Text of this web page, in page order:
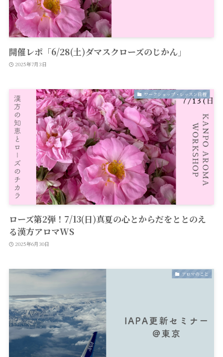
開催レポ「6/28(土)ダマスクローズのじかん」
2025年7月3日
ワークショップ・レッスン日程
ローズ第2弾！7/13(日)真夏の心とからだをととのえ
る漢方アロマWS
2025年6月30日
アロマのこと